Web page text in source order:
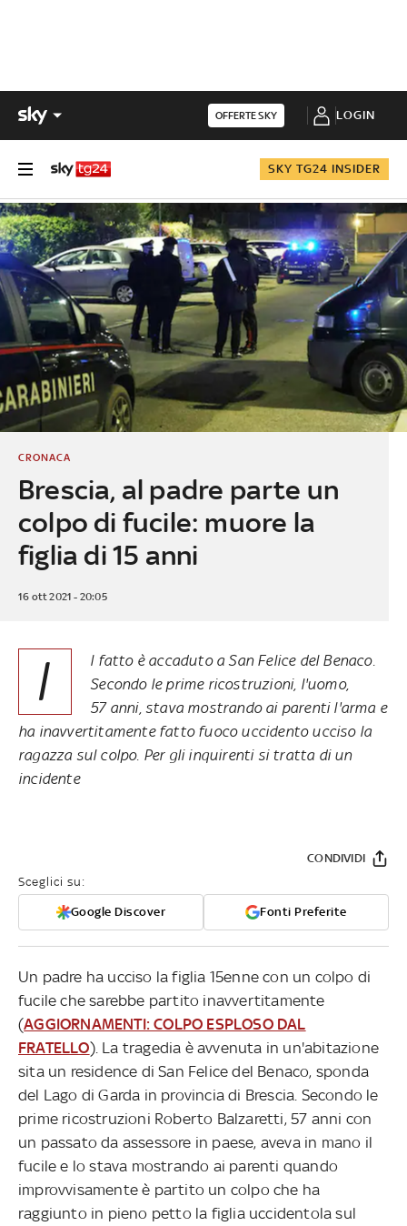
OFFERTE SKY LOGIN
SKY TG24 INSIDER
Brescia, al padre parte un
colpo di fucile: muore la
figlia di 15 anni
CRONACA
16 ott 2021 - 20:05
I
l fatto è accaduto a San Felice del Benaco.
Secondo le prime ricostruzioni, l'uomo,
57 anni, stava mostrando ai parenti l'arma e
ha inavvertitamente fatto fuoco uccidento ucciso la
ragazza sul colpo. Per gli inquirenti si tratta di un
incidente
Sceglici su:
Google Discover Fonti Preferite
CONDIVIDI
Un padre ha ucciso la figlia 15enne con un colpo di
fucile che sarebbe partito inavvertitamente
(AGGIORNAMENTI: COLPO ESPLOSO DAL
FRATELLO). La tragedia è avvenuta in un'abitazione
sita un residence di San Felice del Benaco, sponda
del Lago di Garda in provincia di Brescia. Secondo le
prime ricostruzioni Roberto Balzaretti, 57 anni con
un passato da assessore in paese, aveva in mano il
fucile e lo stava mostrando ai parenti quando
improvvisamente è partito un colpo che ha
raggiunto in pieno petto la figlia uccidentola sul